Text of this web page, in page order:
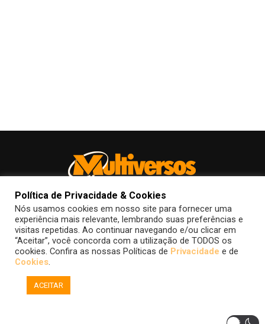
FALE CONOSCO POLÍTICA DE COOKIES POLÍTICA DE PRIVACIDADE
Política de Privacidade & Cookies
Nós usamos cookies em nosso site para fornecer uma
experiência mais relevante, lembrando suas preferências e
visitas repetidas. Ao continuar navegando e/ou clicar em
“Aceitar”, você concorda com a utilização de TODOS os
cookies. Confira as nossas Políticas de Privacidade e de
Cookies.
ACEITAR